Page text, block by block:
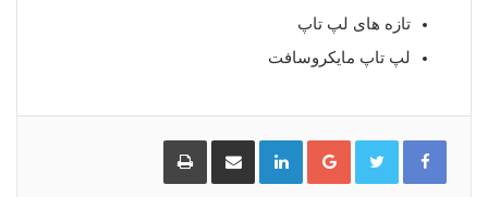
تازه های لپ تاپ
لپ تاپ مایکروسافت
گوگل
پلاس
لینکدین اشتراک
گذاری
ایمیل
چاپ